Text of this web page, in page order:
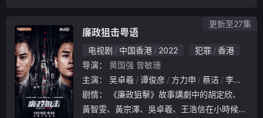
廉政狙击粤语
电视剧 中国香港 2022 犯罪
香港
导演：
黄国强 曾敏珊
主演：
吴卓羲 谭俊彦 方力申 蔡洁 李漫芬
剧情：
黃智雯、黃宗澤、吳卓羲、王浩信在小時候本
更新至27集